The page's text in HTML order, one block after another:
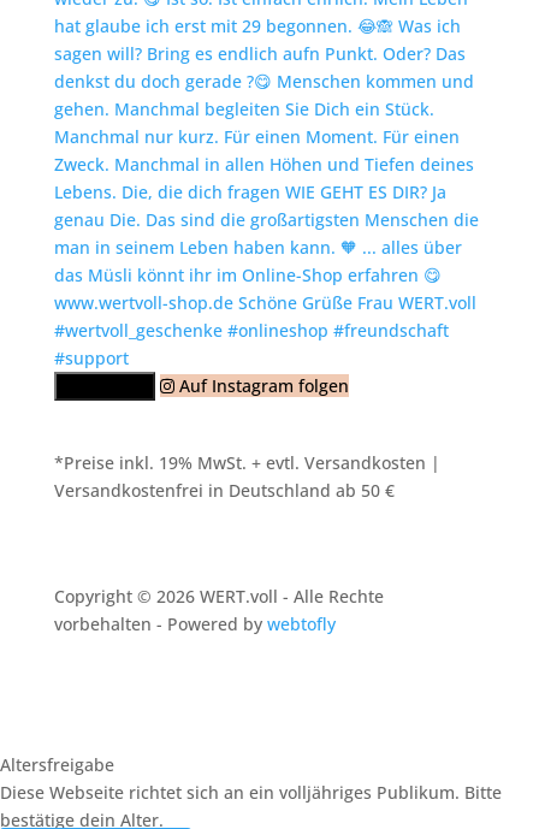
Auf Instagram folgen
*Preise inkl. 19% MwSt. + evtl. Versandkosten |
Versandkostenfrei in Deutschland ab 50 €
Copyright © 2026 WERT.voll - Alle Rechte
vorbehalten - Powered by webtofly
Altersfreigabe
Diese Webseite richtet sich an ein volljähriges Publikum. Bitte
bestätige dein Alter.